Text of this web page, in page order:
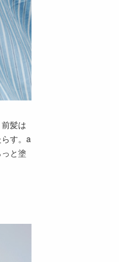
髪は
す。a
と塗